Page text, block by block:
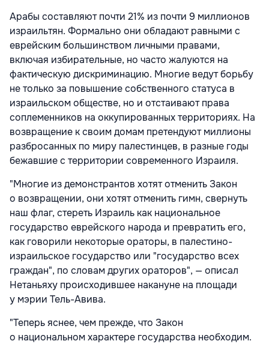
Арабы составляют почти 21% из почти 9 миллионов
израильтян. Формально они обладают равными с
еврейским большинством личными правами,
включая избирательные, но часто жалуются на
фактическую дискриминацию. Многие ведут борьбу
не только за повышение собственного статуса в
израильском обществе, но и отстаивают права
соплеменников на оккупированных территориях. На
возвращение к своим домам претендуют миллионы
разбросанных по миру палестинцев, в разные годы
бежавшие с территории современного Израиля.
"Многие из демонстрантов хотят отменить Закон
о возвращении, они хотят отменить гимн, свернуть
наш флаг, стереть Израиль как национальное
государство еврейского народа и превратить его,
как говорили некоторые ораторы, в палестино-
израильское государство или "государство всех
граждан", по словам других ораторов", — описал
Нетаньяху происходившее накануне на площади
у мэрии Тель-Авива.
"Теперь яснее, чем прежде, что Закон
о национальном характере государства необходим.